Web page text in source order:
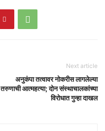
Next article
अनुकंपा तत्वावर नोकरीस लागलेल्या
तरुणाची आत्महत्या; दोन संस्थाचालकांच्या
विरोधात गुन्हा दाखल